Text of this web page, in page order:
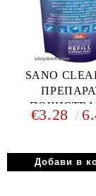
SANO
ПРОЗОРЦИ
€3.28